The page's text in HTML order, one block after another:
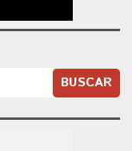
BUSCAR